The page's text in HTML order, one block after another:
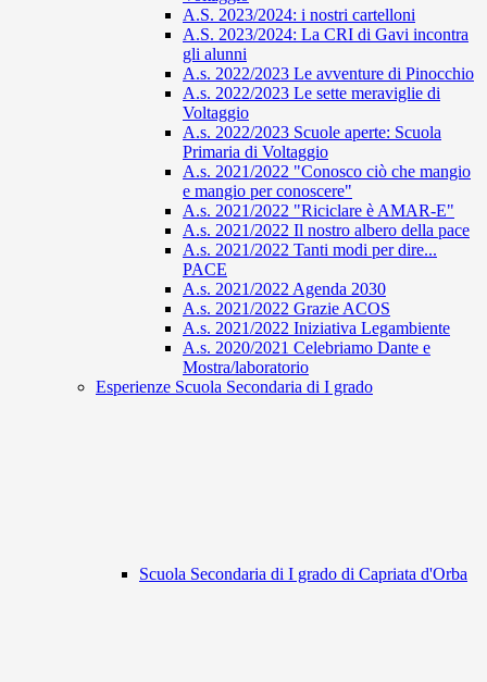
A.S. 2023/2024: i nostri cartelloni
A.S. 2023/2024: La CRI di Gavi incontra
gli alunni
A.s. 2022/2023 Le avventure di Pinocchio
A.s. 2022/2023 Le sette meraviglie di
Voltaggio
A.s. 2022/2023 Scuole aperte: Scuola
Primaria di Voltaggio
A.s. 2021/2022 "Conosco ciò che mangio
e mangio per conoscere"
A.s. 2021/2022 "Riciclare è AMAR-E"
A.s. 2021/2022 Il nostro albero della pace
A.s. 2021/2022 Tanti modi per dire...
PACE
A.s. 2021/2022 Agenda 2030
A.s. 2021/2022 Grazie ACOS
A.s. 2021/2022 Iniziativa Legambiente
A.s. 2020/2021 Celebriamo Dante e
Mostra/laboratorio
Esperienze Scuola Secondaria di I grado
Scuola Secondaria di I grado di Capriata d'Orba